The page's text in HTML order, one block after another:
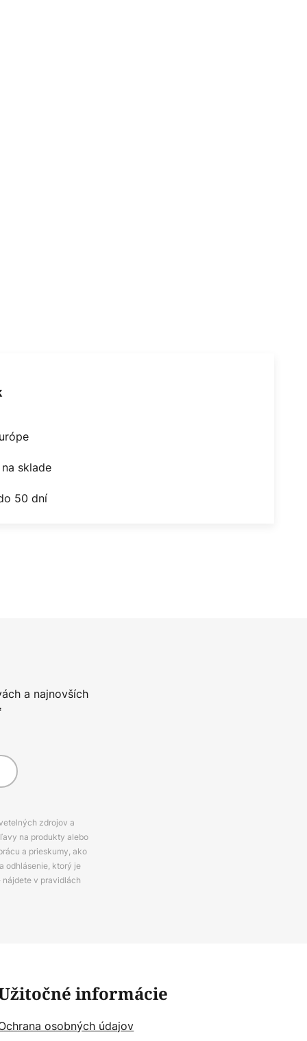
sklade
50 dní
a najnovších
zdrojov a
na produkty alebo
a prieskumy, ako
odhlásenie, ktorý je
nájdete v pravidlách
informácie
osobných údajov